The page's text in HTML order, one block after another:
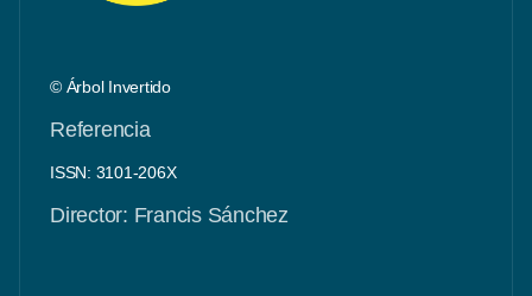
© Árbol Invertido
Referencia
ISSN: 3101-206X
Director: Francis Sánchez